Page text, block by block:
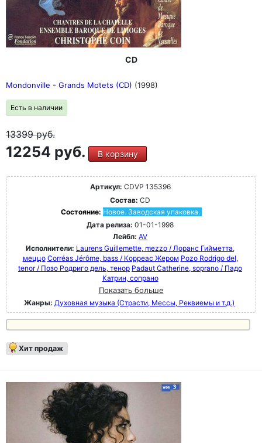
CD
Mondonville - Grands Motets (CD) (1998)
Есть в наличии
13399руб.
12254 руб. В корзину
Артикул: CDVP 135396
Состав: CD
Состояние: Новое. Заводская упаковка.
Дата релиза: 01-01-1998
Лейбл: AV
Исполнители: Laurens Guillemette, mezzo / Лоранс Гийметта,
меццо Corréas Jérôme, bass / Корреас Жером Pozo Rodrigo del,
tenor / Позо Родриго дель, тенор Padaut Catherine, soprano / Падо
Катрин, сопрано
Показать больше
Жанры: Духовная музыка (Страсти, Мессы, Реквиемы и т.д.)
Хит продаж